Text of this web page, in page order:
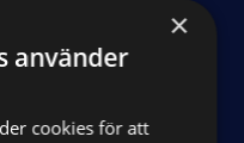
×
använder
cookies för att